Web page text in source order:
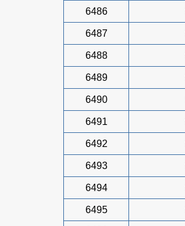
6486
6487
6488
6489
6490
6491
6492
6493
6494
6495